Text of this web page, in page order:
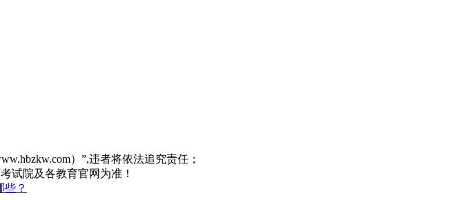
）”,违者将依法追究责任；
试院及各教育官网为准！
些？